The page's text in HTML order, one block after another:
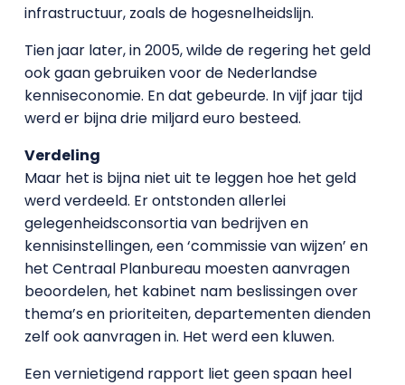
infrastructuur, zoals de hogesnelheidslijn.
Tien jaar later, in 2005, wilde de regering het geld
ook gaan gebruiken voor de Nederlandse
kenniseconomie. En dat gebeurde. In vijf jaar tijd
werd er bijna drie miljard euro besteed.
Verdeling
Maar het is bijna niet uit te leggen hoe het geld
werd verdeeld. Er ontstonden allerlei
gelegenheidsconsortia van bedrijven en
kennisinstellingen, een ‘commissie van wijzen’ en
het Centraal Planbureau moesten aanvragen
beoordelen, het kabinet nam beslissingen over
thema’s en prioriteiten, departementen dienden
zelf ook aanvragen in. Het werd een kluwen.
Een vernietigend rapport liet geen spaan heel